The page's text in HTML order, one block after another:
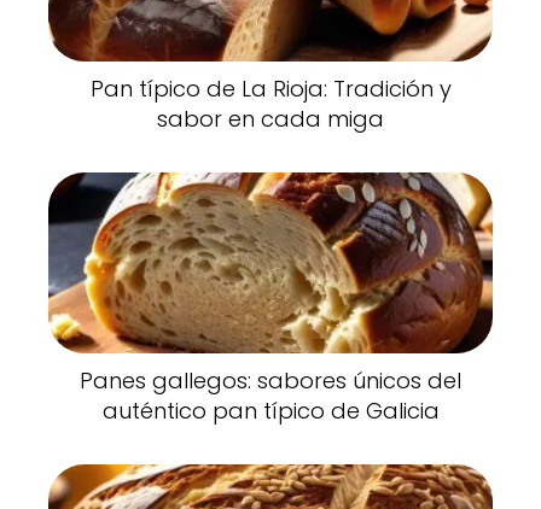
Pan típico de La Rioja: Tradición y
sabor en cada miga
Panes gallegos: sabores únicos del
auténtico pan típico de Galicia